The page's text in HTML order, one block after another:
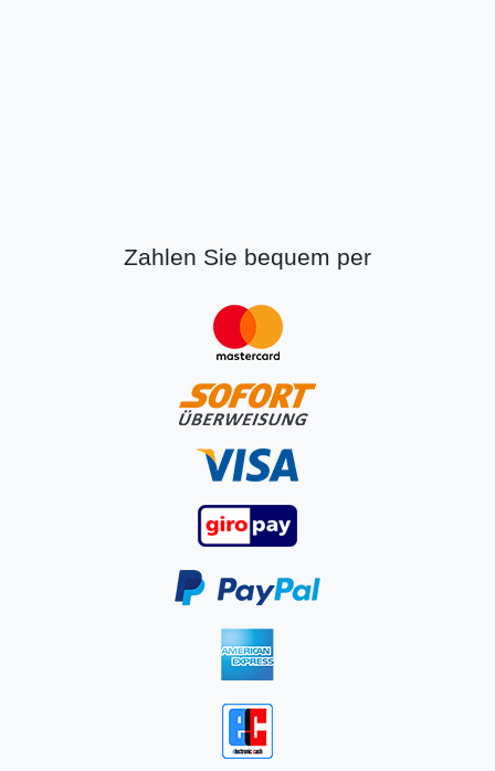
Zahlen Sie bequem per